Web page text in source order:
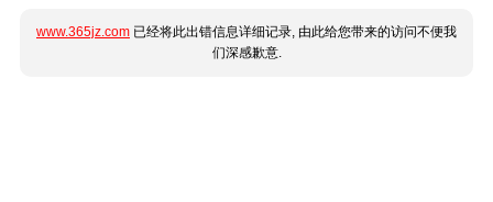
www.365jz.com 已经将此出错信息详细记录, 由此给您带来的访问不便我
们深感歉意.